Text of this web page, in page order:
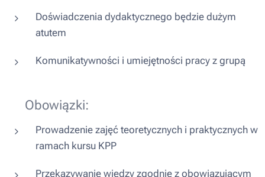
Doświadczenia dydaktycznego będzie dużym
atutem
Komunikatywności i umiejętności pracy z grupą
📘 Obowiązki:
Prowadzenie zajęć teoretycznych i praktycznych w
ramach kursu KPP
Przekazywanie wiedzy zgodnie z obowiązującym